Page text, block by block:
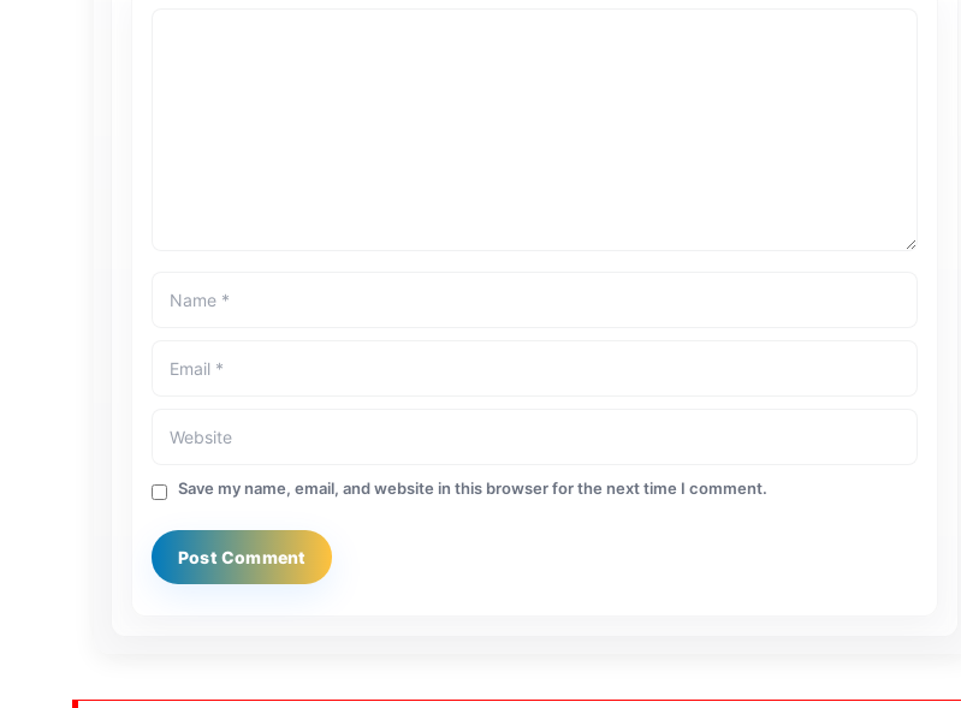
Save my name, email, and website in this browser for the next time I comment.